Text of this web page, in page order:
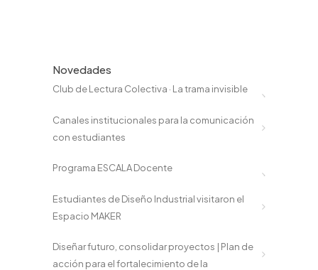
Novedades
Club de Lectura Colectiva · La trama invisible
Canales institucionales para la comunicación
con estudiantes
Programa ESCALA Docente
Estudiantes de Diseño Industrial visitaron el
Espacio MAKER
Diseñar futuro, consolidar proyectos | Plan de
acción para el fortalecimiento de la